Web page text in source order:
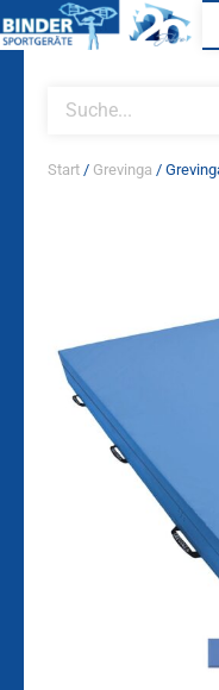
Inhalt
search
Start / Grevinga /